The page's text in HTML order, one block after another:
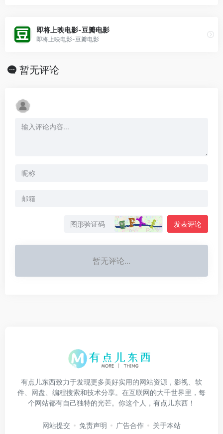
即将上映电影-豆瓣电影
即将上映电影-豆瓣电影
暂无评论
发表评论
暂无评论...
有点儿东西致力于发现更多美好实用的网站资源，影视、软
件、网盘、编程搜索和技术分享。在互联网的大千世界里，每
个网站都有自己独特的光芒。你这个人，有点儿东西！
网站提交 免责声明 广告合作 关于本站